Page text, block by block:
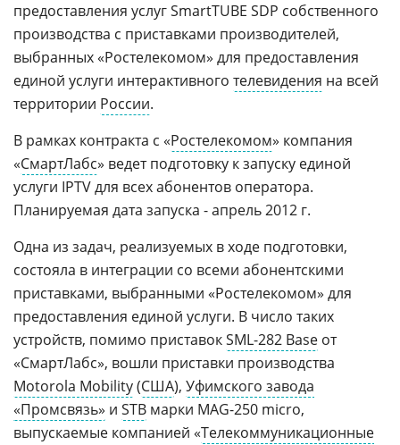
предоставления услуг SmartTUBE SDP собственного
производства с приставками производителей,
выбранных «Ростелекомом» для предоставления
единой услуги интерактивного телевидения на всей
территории России.
В рамках контракта с «Ростелекомом» компания
«СмартЛабс» ведет подготовку к запуску единой
услуги IPTV для всех абонентов оператора.
Планируемая дата запуска - апрель 2012 г.
Одна из задач, реализуемых в ходе подготовки,
состояла в интеграции со всеми абонентскими
приставками, выбранными «Ростелекомом» для
предоставления единой услуги. В число таких
устройств, помимо приставокSML-282 Base от
«СмартЛабс», вошли приставки производства
Motorola Mobility(США), Уфимского завода
«Промсвязь» и STB марки MAG-250 micro,
выпускаемые компанией «Телекоммуникационные